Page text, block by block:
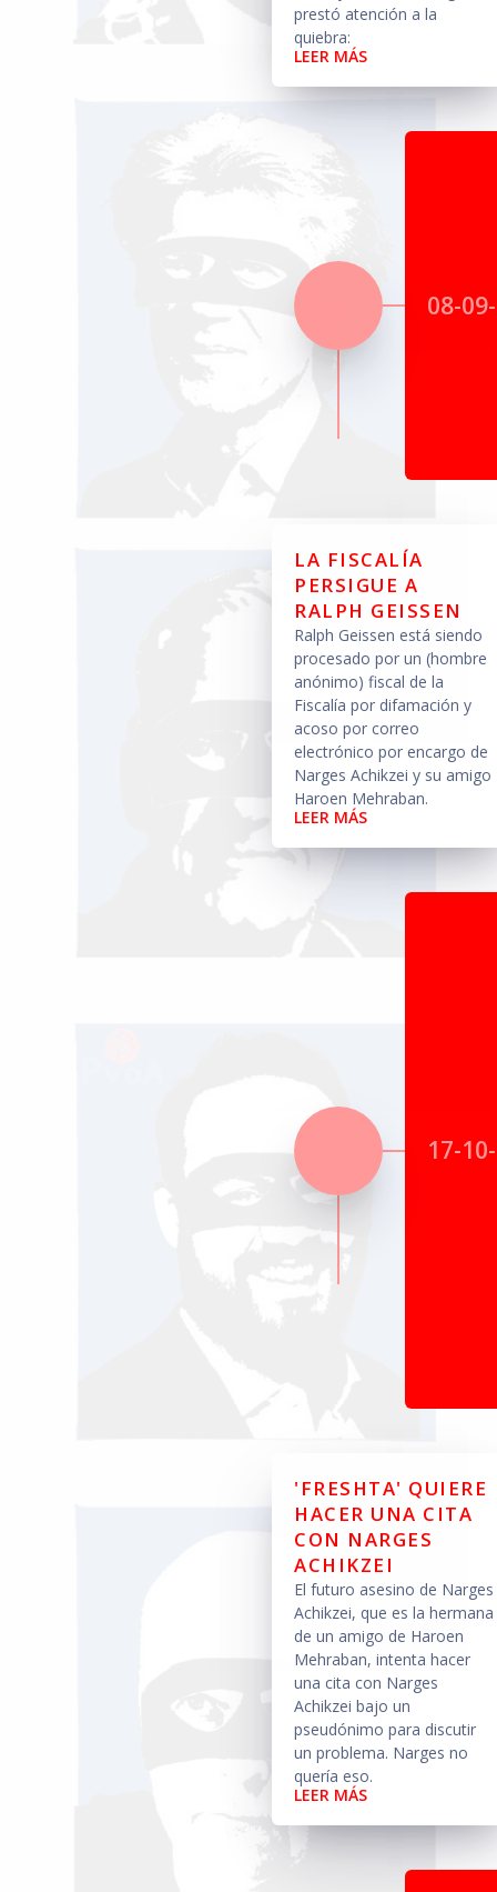
prestó atención a la
quiebra:
LEER MÁS
08-
LA FISCALÍA
PERSIGUE A
RALPH GEISSEN
Ralph Geissen está siendo
procesado por un (hombre
anónimo) fiscal de la
Fiscalía por difamación y
acoso por correo
electrónico por encargo de
Narges Achikzei y su amigo
Haroen Mehraban.
LEER MÁS
17-
'FRESHTA' QUIERE
HACER UNA CITA
CON NARGES
ACHIKZEI
El futuro asesino de Narges
Achikzei, que es la hermana
de un amigo de Haroen
Mehraban, intenta hacer
una cita con Narges
Achikzei bajo un
pseudónimo para discutir
un problema. Narges no
quería eso.
LEER MÁS